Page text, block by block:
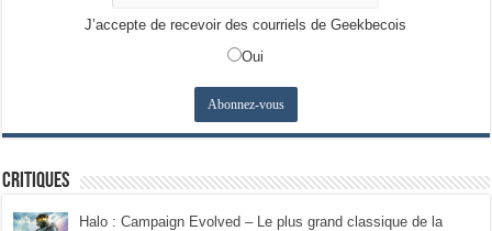
J’accepte de recevoir des courriels de Geekbecois
Oui
Critiques
Halo : Campaign Evolved – Le plus grand classique de la